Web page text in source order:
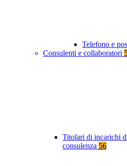
Telefono e
Consulenti e collaboratori
Titolari di incarichi
consulenza 56